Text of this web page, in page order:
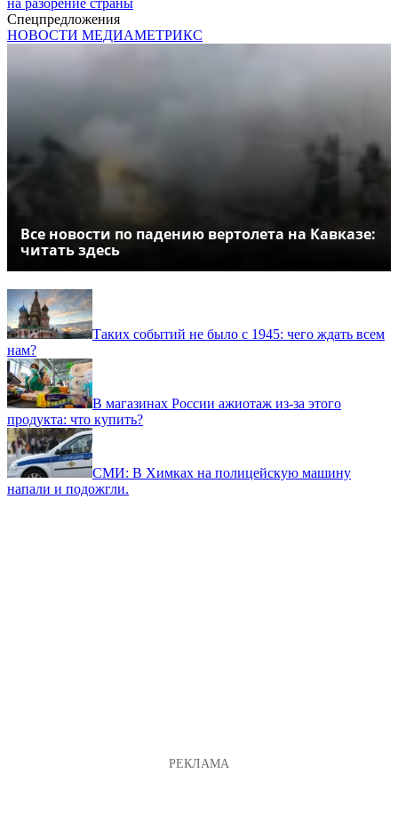
на разорение страны
Спецпредложения
НОВОСТИ МЕДИАМЕТРИКС
Все новости по падению вертолета на Кавказе:
читать здесь
Таких событий не было с 1945: чего ждать всем
нам?
В магазинах России ажиотаж из-за этого
продукта: что купить?
СМИ: В Химках на полицейскую машину
напали и подожгли.